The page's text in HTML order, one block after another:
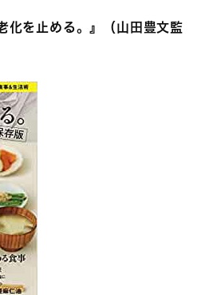
化を止める。』（山田豊文監